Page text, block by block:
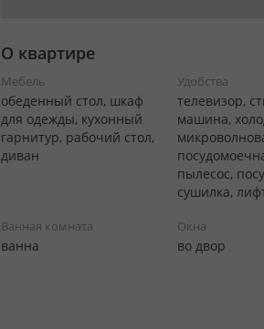
О квартире
Мебель
обеденный стол, шкаф
для одежды, кухонный
гарнитур, рабочий стол,
диван
Удобства
телевизор,
машина,
пылесос,
сушилка,
Ванная комната
ванна
Окна
во двор